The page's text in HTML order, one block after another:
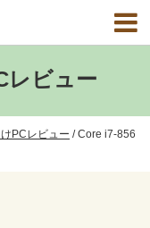
レビュー
PCレビュー /Core i7-856